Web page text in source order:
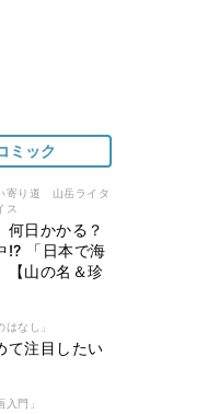
ミック
寄り道 山岳ライタ
ス
何日かかる？
!? 「日本で海
【山の名＆珍
なし」
注目したい
門」